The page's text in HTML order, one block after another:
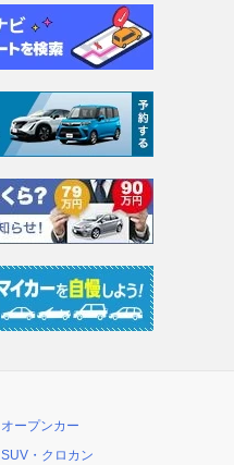
オープンカー
SUV・クロカン